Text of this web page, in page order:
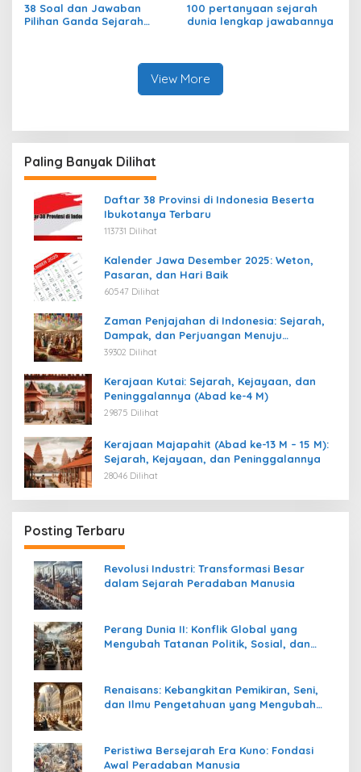
38 Soal dan Jawaban
Pilihan Ganda Sejarah
100 pertanyaan sejarah
dunia lengkap jawabannya
View More
Paling Banyak Dilihat
Daftar 38 Provinsi di Indonesia Beserta
Ibukotanya Terbaru
113731 Dilihat
Kalender Jawa Desember 2025: Weton,
Pasaran, dan Hari Baik
60547 Dilihat
Zaman Penjajahan di Indonesia: Sejarah,
Dampak, dan Perjuangan Menuju
Kemerdekaan
39302 Dilihat
Kerajaan Kutai: Sejarah, Kejayaan, dan
Peninggalannya (Abad ke-4 M)
29875 Dilihat
Kerajaan Majapahit (Abad ke-13 M – 15 M):
Sejarah, Kejayaan, dan Peninggalannya
28046 Dilihat
Posting Terbaru
Revolusi Industri: Transformasi Besar
dalam Sejarah Peradaban Manusia
Perang Dunia II: Konflik Global yang
Mengubah Tatanan Politik, Sosial, dan
Renaisans: Kebangkitan Pemikiran, Seni,
dan Ilmu Pengetahuan yang Mengubah
Peristiwa Bersejarah Era Kuno: Fondasi
Awal Peradaban Manusia